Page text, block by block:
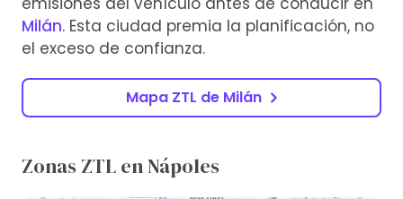
Milán. Esta ciudad premia la planificación, no
el exceso de confianza.
Mapa ZTL de Milán
Zonas ZTL en Nápoles